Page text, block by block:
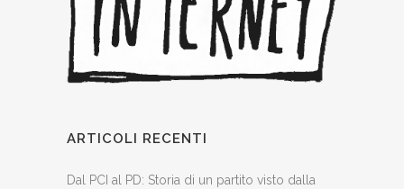
ARTICOLI RECENTI
Dal PCI al PD: Storia di un partito visto dalla